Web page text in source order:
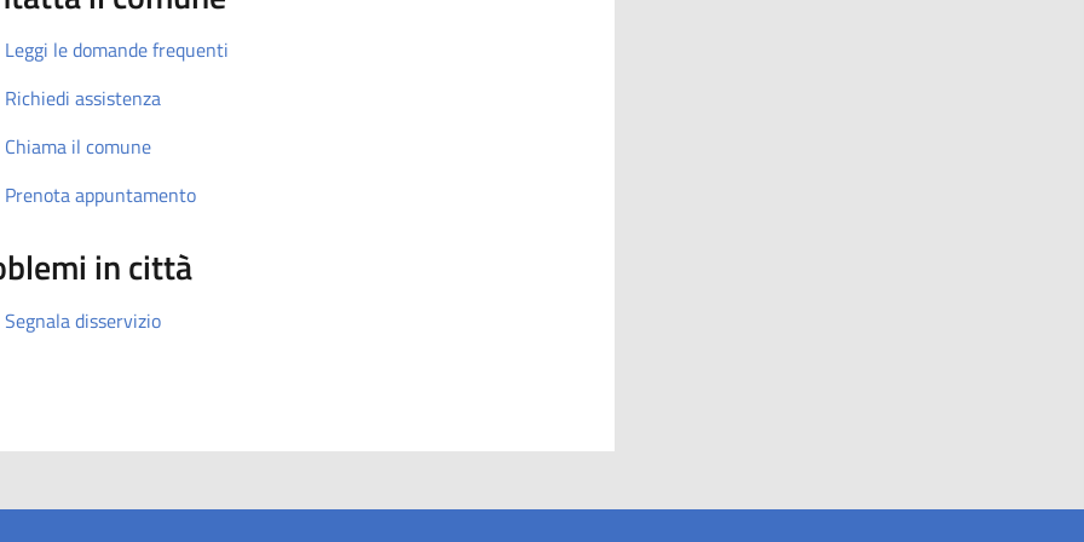
Leggi le domande frequenti
Richiedi assistenza
Chiama il comune
Prenota appuntamento
in città
Segnala disservizio